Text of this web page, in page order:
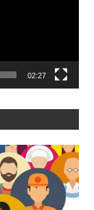
02:27